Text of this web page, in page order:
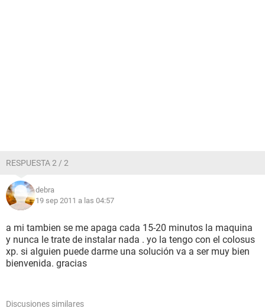
RESPUESTA 2 / 2
debra
19 sep 2011 a las 04:57
a mi tambien se me apaga cada 15-20 minutos la maquina
y nunca le trate de instalar nada . yo la tengo con el colosus
xp. si alguien puede darme una solución va a ser muy bien
bienvenida. gracias
Discusiones similares